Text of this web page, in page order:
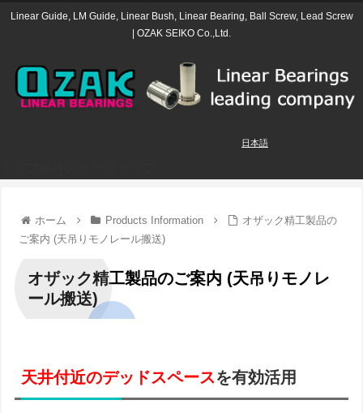
Linear Guide, LM Guide, Linear Bush, Linear Bearing, Ball Screw, Lead Screw
| OZAK SEIKO Co.,Ltd.
日本語
ホーム Products Information
オザック精工製品の
ご案内 (天吊りモノレール搬送)
オザック精工製品のご案内 (天吊りモノレ
ール搬送)
天井付近のデッドスペースを有効活用